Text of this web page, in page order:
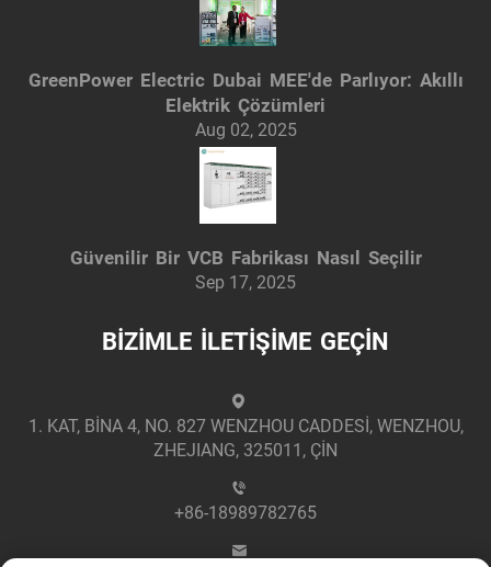
GreenPower Electric Dubai MEE'de Parlıyor: Akıllı
Elektrik Çözümleri
Aug 02, 2025
Güvenilir Bir VCB Fabrikası Nasıl Seçilir
Sep 17, 2025
BİZİMLE İLETİŞİME GEÇİN
1. KAT, BİNA 4, NO. 827 WENZHOU CADDESİ, WENZHOU,
ZHEJIANG, 325011, ÇİN
+86-18989782765